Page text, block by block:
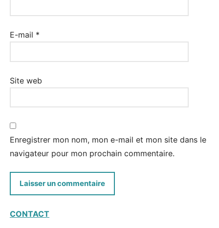
E-mail *
Site web
Enregistrer mon nom, mon e-mail et mon site dans le
navigateur pour mon prochain commentaire.
CONTACT